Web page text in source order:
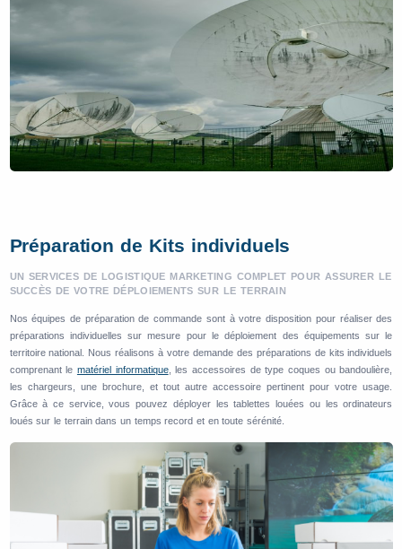
Préparation de Kits individuels
UN SERVICES DE LOGISTIQUE MARKETING COMPLET POUR ASSURER LE
SUCCÈS DE VOTRE DÉPLOIEMENTS SUR LE TERRAIN
Nos équipes de préparation de commande sont à votre disposition pour réaliser des
préparations individuelles sur mesure pour le déploiement des équipements sur le
territoire national. Nous réalisons à votre demande des préparations de kits individuels
comprenant le matériel informatique, les accessoires de type coques ou bandoulière,
les chargeurs, une brochure, et tout autre accessoire pertinent pour votre usage.
Grâce à ce service, vous pouvez déployer les tablettes louées ou les ordinateurs
loués sur le terrain dans un temps record et en toute sérénité.